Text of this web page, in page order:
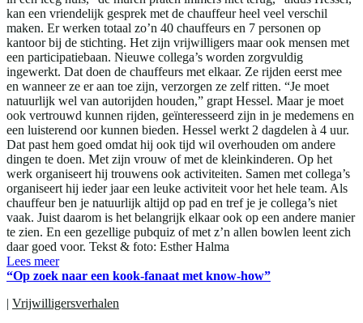
kan een vriendelijk gesprek met de chauffeur heel veel verschil
maken. Er werken totaal zo’n 40 chauffeurs en 7 personen op
kantoor bij de stichting. Het zijn vrijwilligers maar ook mensen met
een participatiebaan. Nieuwe collega’s worden zorgvuldig
ingewerkt. Dat doen de chauffeurs met elkaar. Ze rijden eerst mee
en wanneer ze er aan toe zijn, verzorgen ze zelf ritten. “Je moet
natuurlijk wel van autorijden houden,” grapt Hessel. Maar je moet
ook vertrouwd kunnen rijden, geïnteresseerd zijn in je medemens en
een luisterend oor kunnen bieden. Hessel werkt 2 dagdelen à 4 uur.
Dat past hem goed omdat hij ook tijd wil overhouden om andere
dingen te doen. Met zijn vrouw of met de kleinkinderen. Op het
werk organiseert hij trouwens ook activiteiten. Samen met collega’s
organiseert hij ieder jaar een leuke activiteit voor het hele team. Als
chauffeur ben je natuurlijk altijd op pad en tref je je collega’s niet
vaak. Juist daarom is het belangrijk elkaar ook op een andere manier
te zien. En een gezellige pubquiz of met z’n allen bowlen leent zich
daar goed voor. Tekst & foto: Esther Halma
Lees meer
“Op zoek naar een kook-fanaat met know-how”
| Vrijwilligersverhalen